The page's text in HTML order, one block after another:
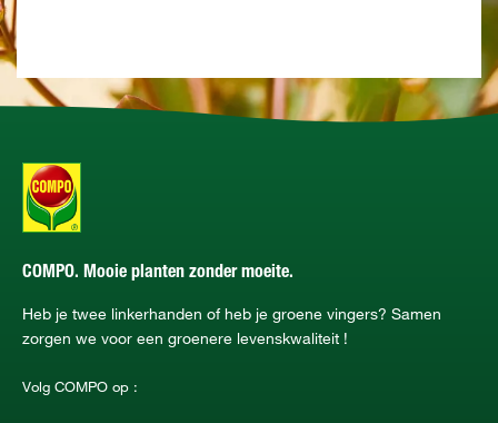
COMPO. Mooie planten zonder moeite.
Heb je twee linkerhanden of heb je groene vingers? Samen
zorgen we voor een groenere levenskwaliteit !
Volg COMPO op :